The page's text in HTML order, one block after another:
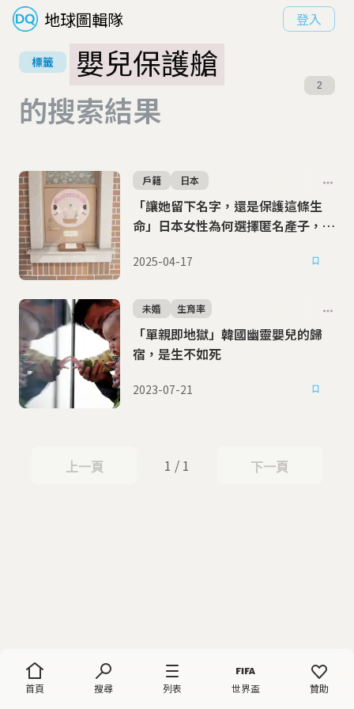
地球圖輯隊 登入
首頁 搜尋 列表 世界盃 贊助
標籤
嬰兒保護艙
的搜索結果
2
「讓她留下名字，還是保護這條生
命」日本女性為何選擇匿名產子，法
戶籍 日本
2025-04-17
「單親即地獄」韓國幽靈嬰兒的歸
宿，是生不如死
未婚 生育率
2023-07-21
上一頁
上一頁 1 / 1 下一頁
下一頁